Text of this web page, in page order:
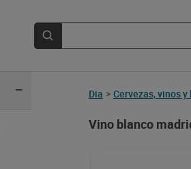
Dia > Cervezas, vinos
Vino blanco